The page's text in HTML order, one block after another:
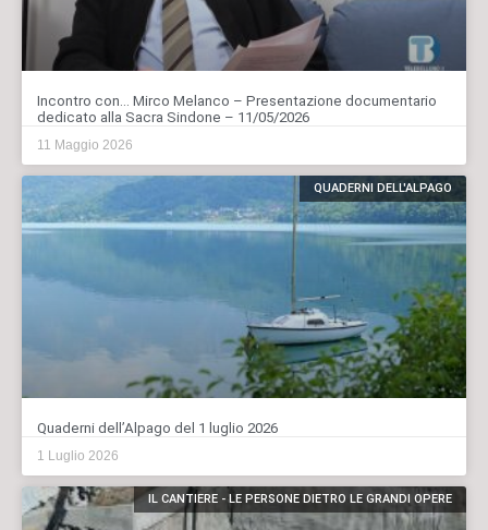
Incontro con… Mirco Melanco – Presentazione documentario
dedicato alla Sacra Sindone – 11/05/2026
11 Maggio 2026
QUADERNI DELL'ALPAGO
Quaderni dell’Alpago del 1 luglio 2026
1 Luglio 2026
IL CANTIERE - LE PERSONE DIETRO LE GRANDI OPERE